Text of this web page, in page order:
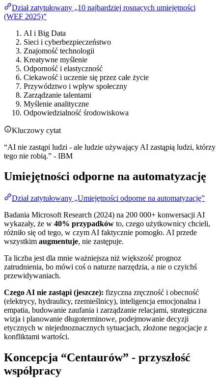
Dział zatytułowany „10 najbardziej rosnących umiejętności
(WEF 2025)”
AI i Big Data
Sieci i cyberbezpieczeństwo
Znajomość technologii
Kreatywne myślenie
Odporność i elastyczność
Ciekawość i uczenie się przez całe życie
Przywództwo i wpływ społeczny
Zarządzanie talentami
Myślenie analityczne
Odpowiedzialność środowiskowa
Kluczowy cytat
“AI nie zastąpi ludzi - ale ludzie używający AI zastąpią ludzi, którzy
tego nie robią.” - IBM
Umiejętności odporne na automatyzację
Dział zatytułowany „Umiejętności odporne na automatyzację”
Badania Microsoft Research (2024) na 200 000+ konwersacji AI
wykazały, że w 40% przypadków to, czego użytkownicy chcieli,
różniło się od tego, w czym AI faktycznie pomogło. AI przede
wszystkim augmentuje, nie zastępuje.
Ta liczba jest dla mnie ważniejsza niż większość prognoz
zatrudnienia, bo mówi coś o naturze narzędzia, a nie o czyichś
przewidywaniach.
Czego AI nie zastąpi (jeszcze): fizyczna zręczność i obecność
(elektrycy, hydraulicy, rzemieślnicy), inteligencja emocjonalna i
empatia, budowanie zaufania i zarządzanie relacjami, strategiczna
wizja i planowanie długoterminowe, podejmowanie decyzji
etycznych w niejednoznacznych sytuacjach, złożone negocjacje z
konfliktami wartości.
Koncepcja “Centaurów” - przyszłość
współpracy